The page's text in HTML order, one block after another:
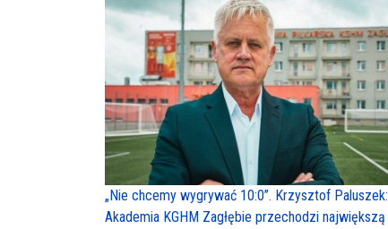
„Nie chcemy wygrywać 10:0”. Krzysztof Paluszek:
Akademia KGHM Zagłębie przechodzi największą